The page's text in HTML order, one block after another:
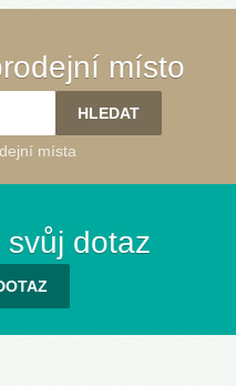
místo
místa
dotaz